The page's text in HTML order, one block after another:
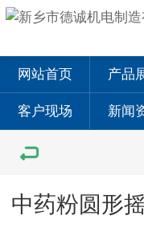
网站首页 产品
客户现场 新闻
中药粉圆形